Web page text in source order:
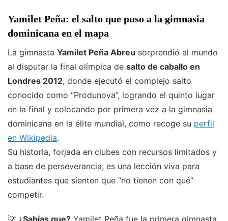
Yamilet Peña: el salto que puso a la gimnasia
dominicana en el mapa
La gimnasta Yamilet Peña Abreu sorprendió al mundo
al disputar la final olímpica de salto de caballo en
Londres 2012, donde ejecutó el complejo salto
conocido como “Produnova”, logrando el quinto lugar
en la final y colocando por primera vez a la gimnasia
dominicana en la élite mundial, como recoge su perfil
en Wikipedia.
Su historia, forjada en clubes con recursos limitados y
a base de perseverancia, es una lección viva para
estudiantes que sienten que “no tienen con qué”
competir.
💡 ¿Sabías que? Yamilet Peña fue la primera gimnasta